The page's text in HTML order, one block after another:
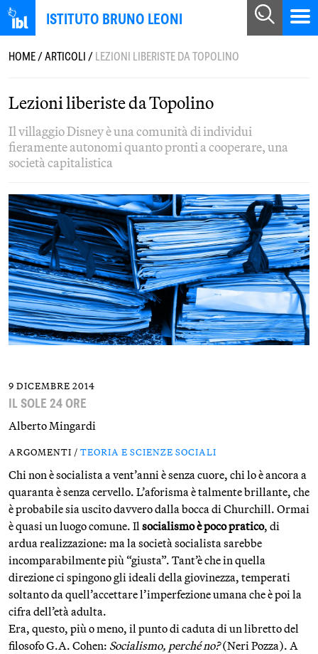
ISTITUTO BRUNO LEONI
HOME/ARTICOLI/LEZIONI LIBERISTE DA TOPOLINO
Lezioni liberiste da Topolino
Il villaggio Disney è una comunità di individui
fieramente autonomi quanto pronti a cooperare, una
società capitalistica
9 DICEMBRE 2014
IL SOLE 24 ORE
Alberto Mingardi
ARGOMENTI / TEORIA E SCIENZE SOCIALI
Chi non è socialista a vent’anni è senza cuore, chi lo è ancora a
quaranta è senza cervello. L’aforisma è talmente brillante, che
è probabile sia uscito davvero dalla bocca di Churchill. Ormai
è quasi un luogo comune. Ilsocialismo è poco pratico, di
ardua realizzazione: ma la società socialista sarebbe
incomparabilmente più “giusta”. Tant’è che in quella
direzione ci spingono gli ideali della giovinezza, temperati
soltanto da quell’accettare l’imperfezione umana che è poi la
cifra dell’età adulta.
Era, questo, più o meno, il punto di caduta di un libretto del
filosofo G.A. Cohen: Socialismo, perché no?(Neri Pozza). A